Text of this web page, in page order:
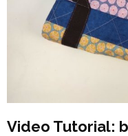
Video Tutorial: